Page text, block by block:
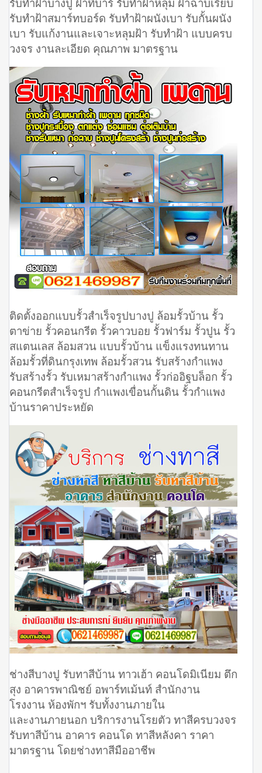
รับทำฝ้าสมาร์ทบอร์ด รับทำฝ้าผนังเบา รับกั้นผนัง
เบา รับแก้งานและเจาะหลุมฝ้า รับทำฝ้า แบบครบ
วงจร งานละเอียด คุณภาพ มาตรฐาน
ติดตั้งออกแบบรั้วสำเร็จรูปบางปู ล้อมรั้วบ้าน รั้ว
ตาข่าย รั้วคอนกรีต รั้วคาวบอย รั้วฟาร์ม รั้วปูน รั้ว
สแตนเลส ล้อมสวน แบบรั้วบ้าน แข็งแรงทนทาน
ล้อมรั้วที่ดินกรุงเทพ ล้อมรั้วสวน รับสร้างกำแพง
รับสร้างรั้ว รับเหมาสร้างกำแพง รั้วก่ออิฐบล็อก รั้ว
คอนกรีตสำเร็จรูป กำแพงเขื่อนกั้นดิน รั้วกำแพง
บ้านราคาประหยัด
ช่างสีบางปู รับทาสีบ้าน ทาวเฮ้า คอนโดมิเนียม ตึก
สุง อาคารพาณิชย์ อพาร์ทเม้นท์ สำนักงาน
โรงงาน ห้องพักฯ รับทั้งงานภายใน
และงานภายนอก บริการงานโรยตัว ทาสีครบวงจร
รับทาสีบ้าน อาคาร คอนโด ทาสีหลังคา ราคา
มาตรฐาน โดยช่างทาสีมืออาชีพ